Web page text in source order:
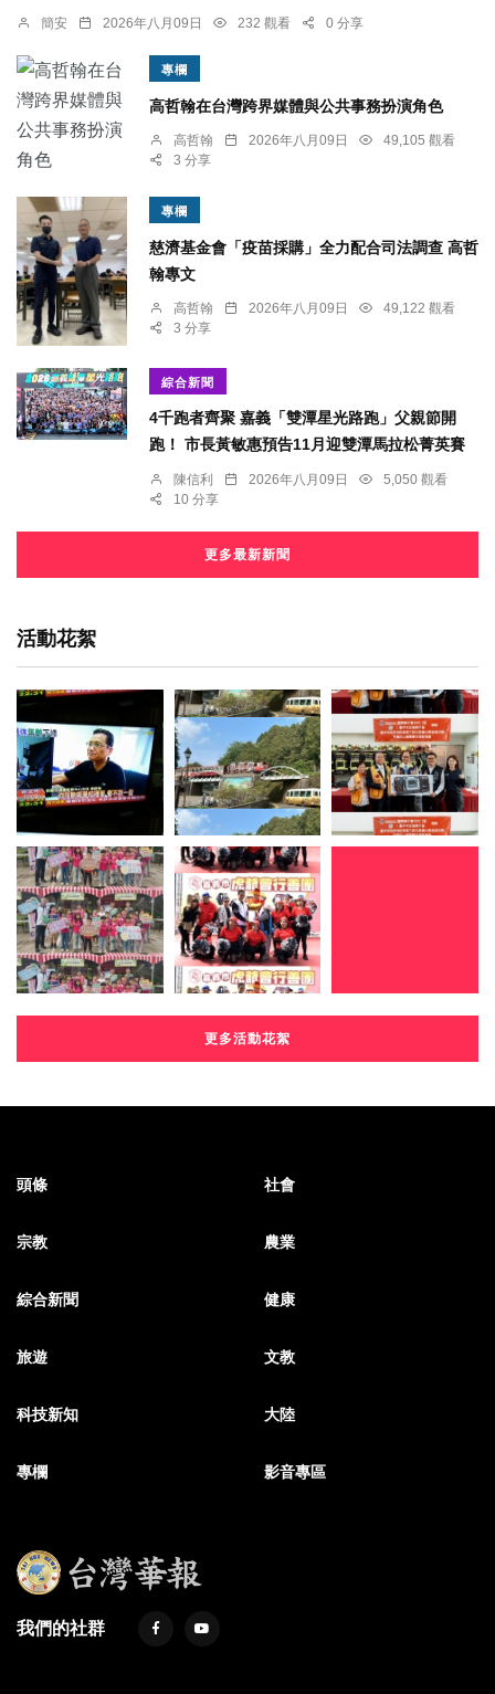
簡安 2026年八月09日 232 觀看 0 分享
專欄
高哲翰在台灣跨界媒體與公共事務扮演角色
高哲翰 2026年八月09日
49,105 觀看
3 分享
專欄
慈濟基金會「疫苗採購」全力配合司法調查 高哲
翰專文
高哲翰 2026年八月09日
49,122 觀看
3 分享
綜合新聞
4千跑者齊聚 嘉義「雙潭星光路跑」父親節開
跑！ 市長黃敏惠預告11月迎雙潭馬拉松菁英賽
陳信利 2026年八月09日
5,050 觀看
10 分享
更多最新新聞
活動花絮
更多活動花絮
頭條 社會
宗教 農業
綜合新聞 健康
旅遊 文教
科技新知 大陸
專欄 影音專區
我們的社群